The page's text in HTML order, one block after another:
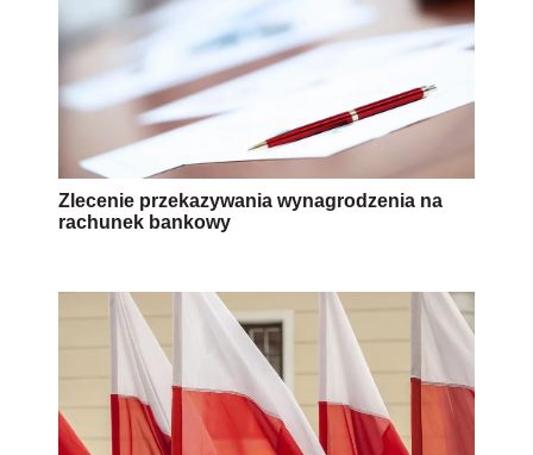
Zlecenie przekazywania wynagrodzenia na
rachunek bankowy